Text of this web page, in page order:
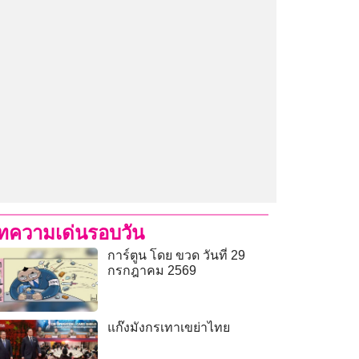
ความเด่นรอบวัน
การ์ตูน โดย ขวด วันที่ 29
กรกฎาคม 2569
แก๊งมังกรเทาเขย่าไทย